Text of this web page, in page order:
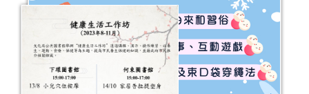
節慶齊齊樂工作坊：《跟着小恐龍吃
月亮》（節日：中秋節）
活動日期：2023年09月16日